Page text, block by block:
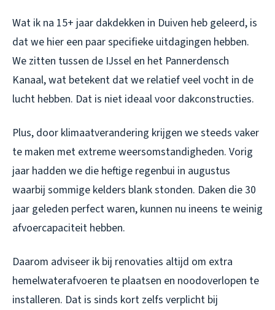
Wat ik na 15+ jaar dakdekken in Duiven heb geleerd, is
dat we hier een paar specifieke uitdagingen hebben.
We zitten tussen de IJssel en het Pannerdensch
Kanaal, wat betekent dat we relatief veel vocht in de
lucht hebben. Dat is niet ideaal voor dakconstructies.
Plus, door klimaatverandering krijgen we steeds vaker
te maken met extreme weersomstandigheden. Vorig
jaar hadden we die heftige regenbui in augustus
waarbij sommige kelders blank stonden. Daken die 30
jaar geleden perfect waren, kunnen nu ineens te weinig
afvoercapaciteit hebben.
Daarom adviseer ik bij renovaties altijd om extra
hemelwaterafvoeren te plaatsen en noodoverlopen te
installeren. Dat is sinds kort zelfs verplicht bij